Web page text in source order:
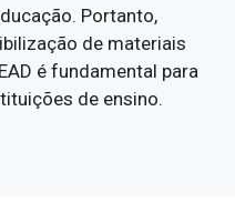
Portanto,
de materiais
é fundamental para
de ensino.